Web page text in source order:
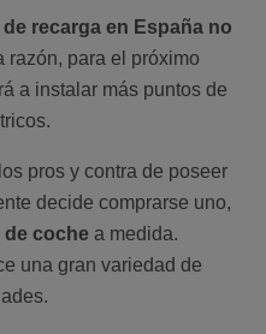
recarga en España no
razón, para el próximo
a instalar más puntos de
pros y contra de poseer
decide comprarse uno,
de coche a medida.
una gran variedad de